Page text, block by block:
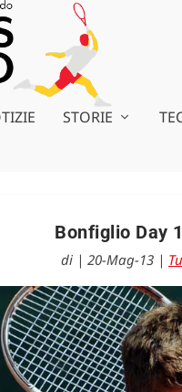
STORIE
Bonfiglio Day
di | 20-Mag-13|